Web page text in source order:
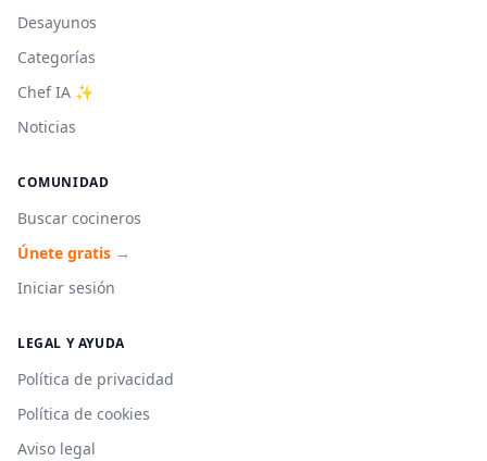
Desayunos
Categorías
Chef IA ✨
Noticias
COMUNIDAD
Buscar cocineros
Únete gratis →
Iniciar sesión
LEGAL Y AYUDA
Política de privacidad
Política de cookies
Aviso legal